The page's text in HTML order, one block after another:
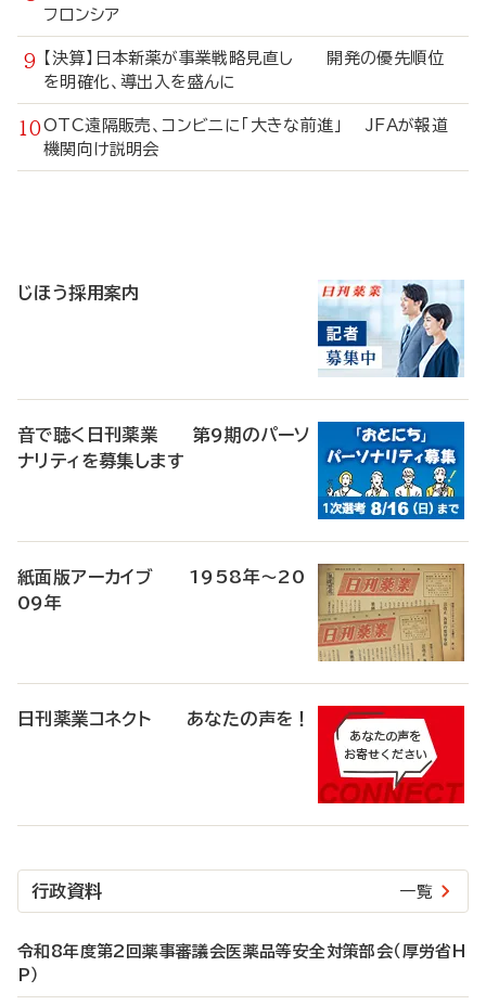
フロンシア
【決算】日本新薬が事業戦略見直し 開発の優先順位
を明確化、導出入を盛んに
OTC遠隔販売、コンビニに「大きな前進」 JFAが報道
機関向け説明会
じほう採用案内
音で聴く日刊薬業 第9期のパーソ
ナリティを募集します
紙面版アーカイブ 1958年～20
09年
日刊薬業コネクト あなたの声を！
行政資料 一覧
令和8年度第2回薬事審議会医薬品等安全対策部会（厚労省H
P）